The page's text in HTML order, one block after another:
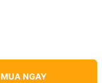
MUA NGAY